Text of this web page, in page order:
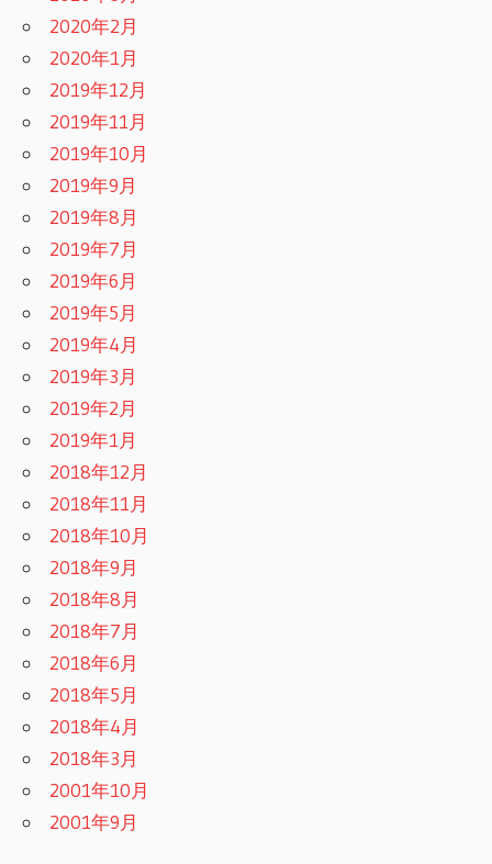
2020年2月
2020年1月
2019年12月
2019年11月
2019年10月
2019年9月
2019年8月
2019年7月
2019年6月
2019年5月
2019年4月
2019年3月
2019年2月
2019年1月
2018年12月
2018年11月
2018年10月
2018年9月
2018年8月
2018年7月
2018年6月
2018年5月
2018年4月
2018年3月
2001年10月
2001年9月